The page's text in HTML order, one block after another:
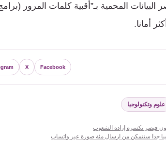
المحمية بـ”أقبية كلمات المرور
أمانا.
Facebook
X
علوم وتكنولوجيا
قيصر تكسره إرادة الشعوب
جدا ستتمكن من ارسال مئة صورة عبر واتساب